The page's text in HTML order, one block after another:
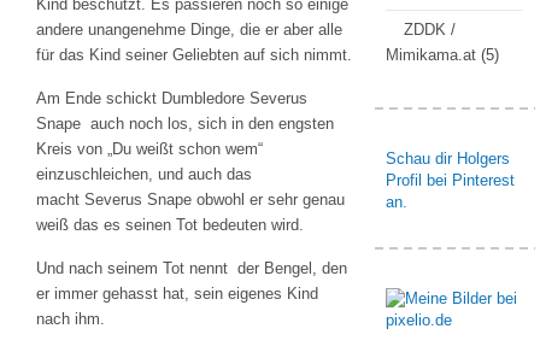
Kind beschützt. Es passieren noch so einige
andere unangenehme Dinge, die er aber alle
für das Kind seiner Geliebten auf sich nimmt.
Am Ende schickt Dumbledore Severus
Snape auch noch los, sich in den engsten
Kreis von „Du weißt schon wem“
einzuschleichen, und auch das
macht Severus Snape obwohl er sehr genau
weiß das es seinen Tot bedeuten wird.
Und nach seinem Tot nennt der Bengel, den
er immer gehasst hat, sein eigenes Kind
nach ihm.
ZDDK /
Mimikama.at (5)
Schau dir Holgers
Profil bei Pinterest
an.